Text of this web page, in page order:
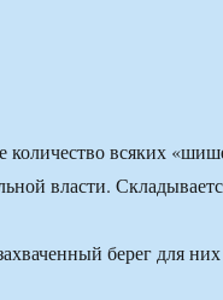
всяких
власти.
берег для